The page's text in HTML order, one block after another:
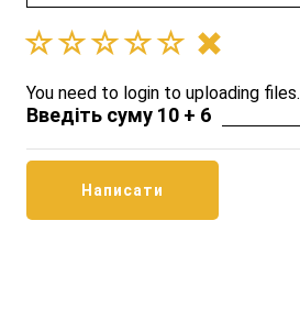
You need to login to uploading files.
Введіть суму 10 + 6